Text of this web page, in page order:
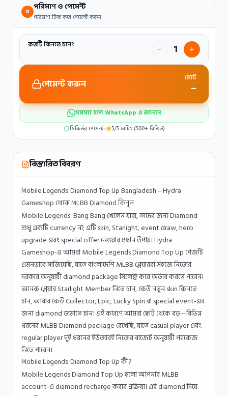
৩ পরিমাণ ও পেমেন্ট
পরিমাণ ঠিক করে পেমেন্ট করুন
কতটি কিনতে চান? 1
পেমেন্ট করুন মোট
–
সমস্যা হলে WhatsApp এ জানান
সিকিউর পেমেন্ট 5/5রেটিং (500+রিভিউ)
বিস্তারিত বিবরণ
Mobile Legends Diamond Top Up Bangladesh – Hydra
Gameshop থেকে MLBB Diamond কিনুন
Mobile Legends: Bang Bang খেলেন যারা, তাদের জন্য Diamond
শুধু একটি currency না; এটি skin, Starlight, event draw, hero
upgrade এবং special offer নেওয়ার প্রধান উপায়। Hydra
Gameshop-এ আমরা Mobile Legends Diamond Top Up পেজটি
এমনভাবে সাজিয়েছি, যাতে বাংলাদেশি MLBB প্লেয়াররা সহজে নিজের
দরকার অনুযায়ী diamond package সিলেক্ট করে অর্ডার করতে পারেন।
অনেক প্লেয়ার Starlight Member নিতে চান, কেউ নতুন skin কিনতে
চান, আবার কেউ Collector, Epic, Lucky Spin বা special event-এর
জন্য diamond জমাতে চান। এই কারণে আমরা ছোট থেকে বড়—বিভিন্ন
ধরনের MLBB Diamond package রেখেছি, যাতে casual player এবং
regular player দুই ধরনের ইউজারই নিজের বাজেট অনুযায়ী প্যাকেজ
নিতে পারেন।
Mobile Legends Diamond Top Up কী?
Mobile Legends Diamond Top Up হলো আপনার MLBB
account-এ diamond recharge করার প্রক্রিয়া। এই diamond দিয়ে